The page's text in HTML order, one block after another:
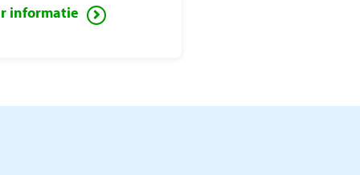
leven kan genieten, ook
met een lichamelijke
informatie